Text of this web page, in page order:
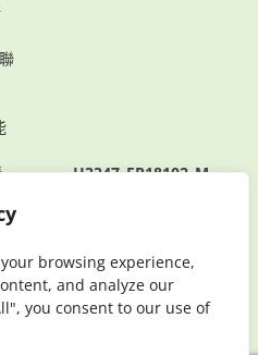
browsing experience,
and analyze our
you consent to our use of
H3347_EP18102_M